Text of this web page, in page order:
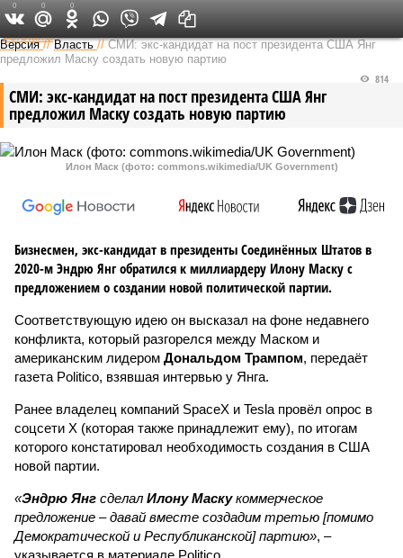
Федеральный выпуск
Версия //Власть //СМИ: экс-кандидат на пост президента США Янг
предложил Маску создать новую партию
СМИ: экс-кандидат на пост президента США Янг
предложил Маску создать новую партию
814
Илон Маск (фото: commons.wikimedia/UK Government)
Бизнесмен, экс-кандидат в президенты Соединённых Штатов в
2020-м Эндрю Янг обратился к миллиардеру Илону Маску с
предложением о создании новой политической партии.
Соответствующую идею он высказал на фоне недавнего
конфликта, который разгорелся между Маском и
американским лидером Дональдом Трампом, передаёт
газета Politico, взявшая интервью у Янга.
Ранее владелец компаний SpaceX и Tesla провёл опрос в
соцсети X (которая также принадлежит ему), по итогам
которого констатировал необходимость создания в США
новой партии.
«Эндрю Янг сделал Илону Маскукоммерческое
предложение – давай вместе создадим третью [помимо
Демократической и Республиканской] партию», –
указывается в материале Politico.
0 0 0